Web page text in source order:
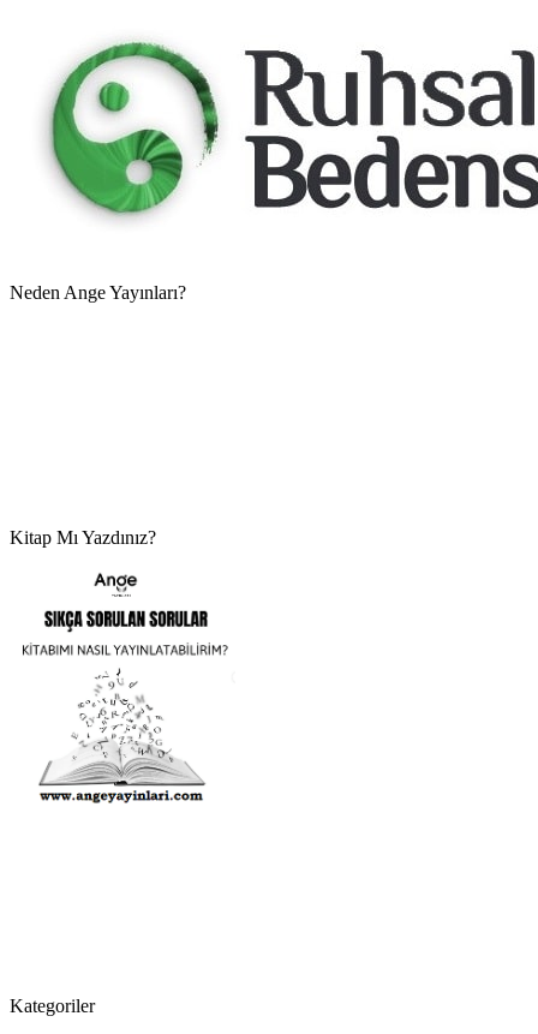
Neden Ange Yayınları?
Kitap Mı Yazdınız?
Kategoriler